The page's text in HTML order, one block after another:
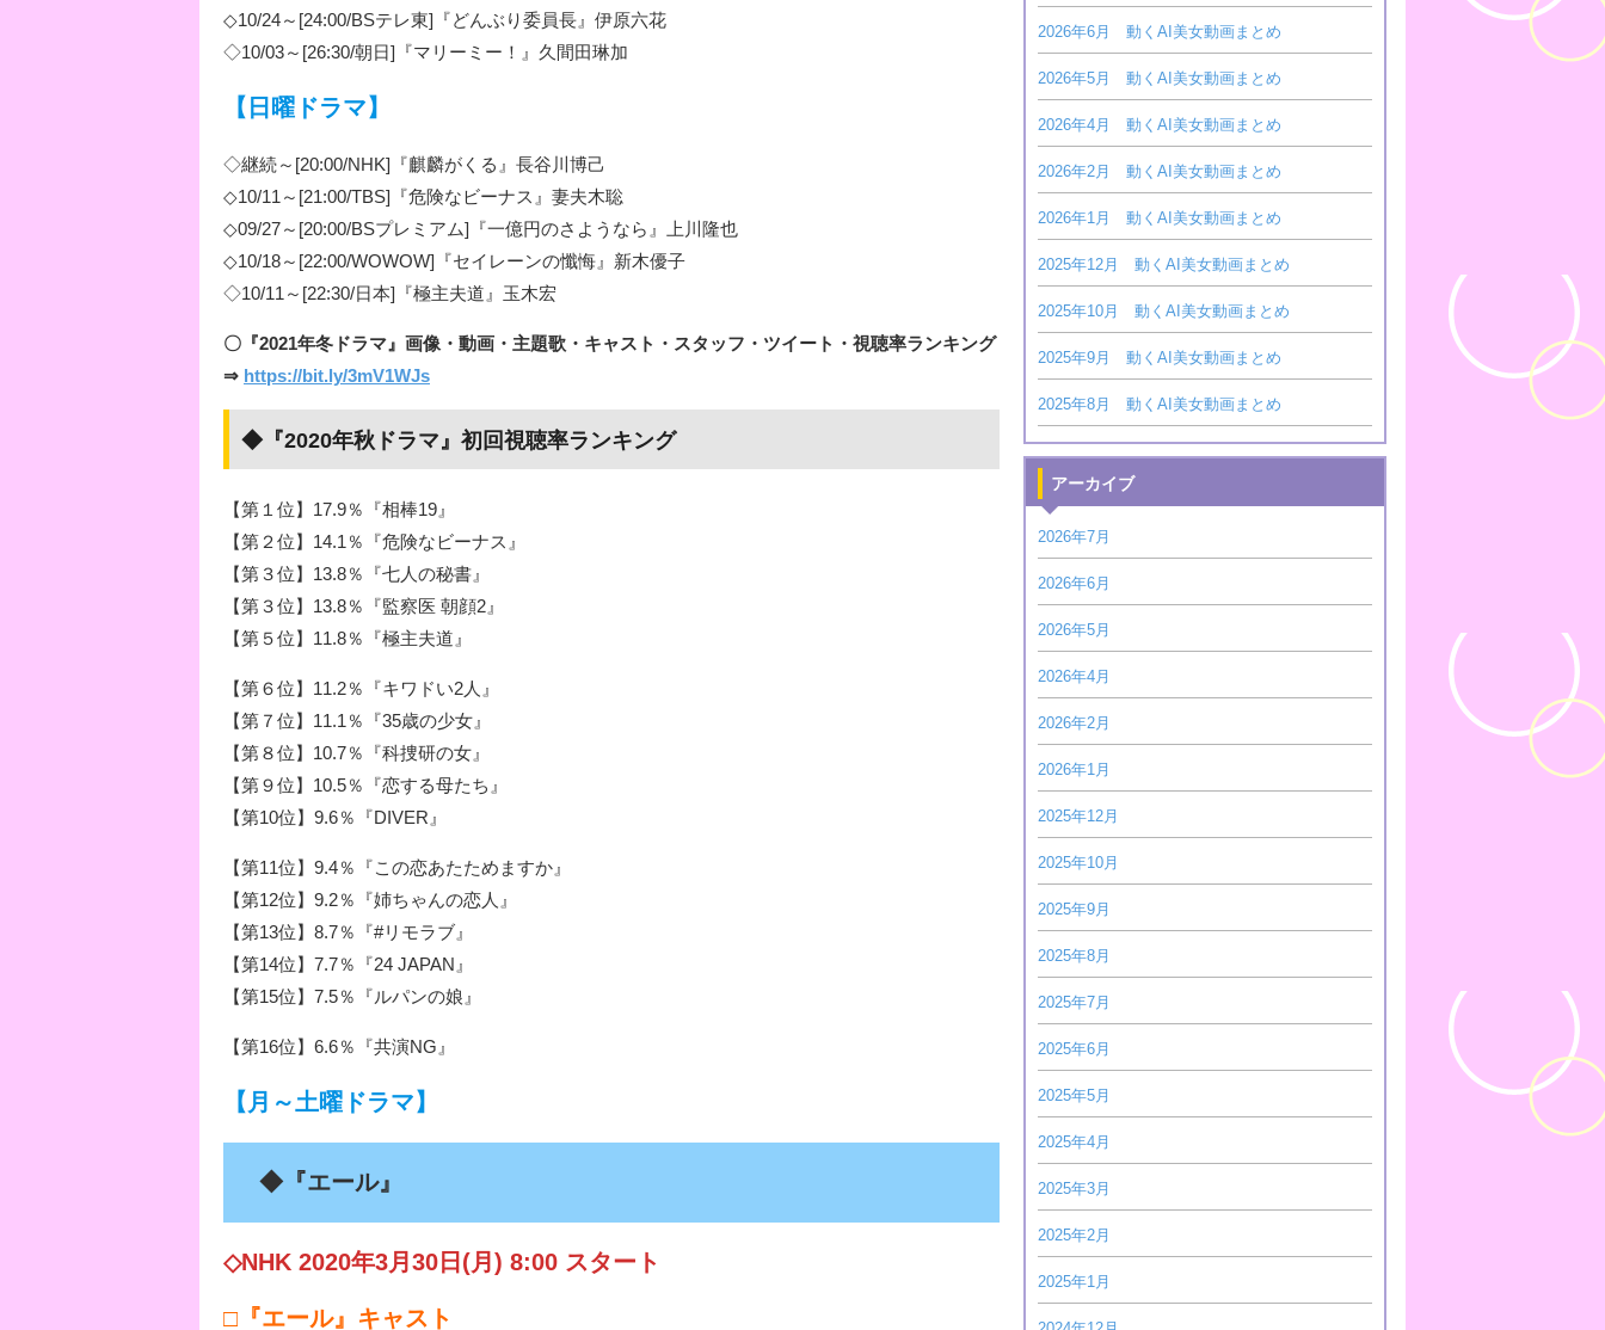
◇10/24～[24:00/BSテレ東]『どんぶり委員長』伊原六花
◇10/03～[26:30/朝日]『マリーミー！』久間田琳加
【日曜ドラマ】
◇継続～[20:00/NHK]『麒麟がくる』長谷川博己
◇10/11～[21:00/TBS]『危険なビーナス』妻夫木聡
◇09/27～[20:00/BSプレミアム]『一億円のさようなら』上川隆也
◇10/18～[22:00/WOWOW]『セイレーンの懺悔』新木優子
◇10/11～[22:30/日本]『極主夫道』玉木宏
〇『2021年冬ドラマ』画像・動画・主題歌・キャスト・スタッフ・ツイート・視聴率ランキング
⇒ https://bit.ly/3mV1WJs
◆『2020年秋ドラマ』初回視聴率ランキング
【第１位】17.9％『相棒19』
【第２位】14.1％『危険なビーナス』
【第３位】13.8％『七人の秘書』
【第３位】13.8％『監察医 朝顔2』
【第５位】11.8％『極主夫道』
【第６位】11.2％『キワドい2人』
【第７位】11.1％『35歳の少女』
【第８位】10.7％『科捜研の女』
【第９位】10.5％『恋する母たち』
【第10位】9.6％『DIVER』
【第11位】9.4％『この恋あたためますか』
【第12位】9.2％『姉ちゃんの恋人』
【第13位】8.7％『#リモラブ』
【第14位】7.7％『24 JAPAN』
【第15位】7.5％『ルパンの娘』
【第16位】6.6％『共演NG』
【月～土曜ドラマ】
◆『エール』
◇NHK 2020年3月30日(月) 8:00 スタート
□『エール』キャスト
2026年6月 動くAI美女動画まとめ
2026年5月 動くAI美女動画まとめ
2026年4月 動くAI美女動画まとめ
2026年2月 動くAI美女動画まとめ
2026年1月 動くAI美女動画まとめ
2025年12月 動くAI美女動画まとめ
2025年10月 動くAI美女動画まとめ
2025年9月 動くAI美女動画まとめ
2025年8月 動くAI美女動画まとめ
アーカイブ
2026年7月
2026年6月
2026年5月
2026年4月
2026年2月
2026年1月
2025年12月
2025年10月
2025年9月
2025年8月
2025年7月
2025年6月
2025年5月
2025年4月
2025年3月
2025年2月
2025年1月